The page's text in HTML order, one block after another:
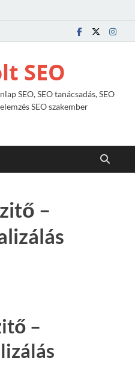
SEO
SEO, SEO tanácsadás, SEO
SEO szakember
–
–